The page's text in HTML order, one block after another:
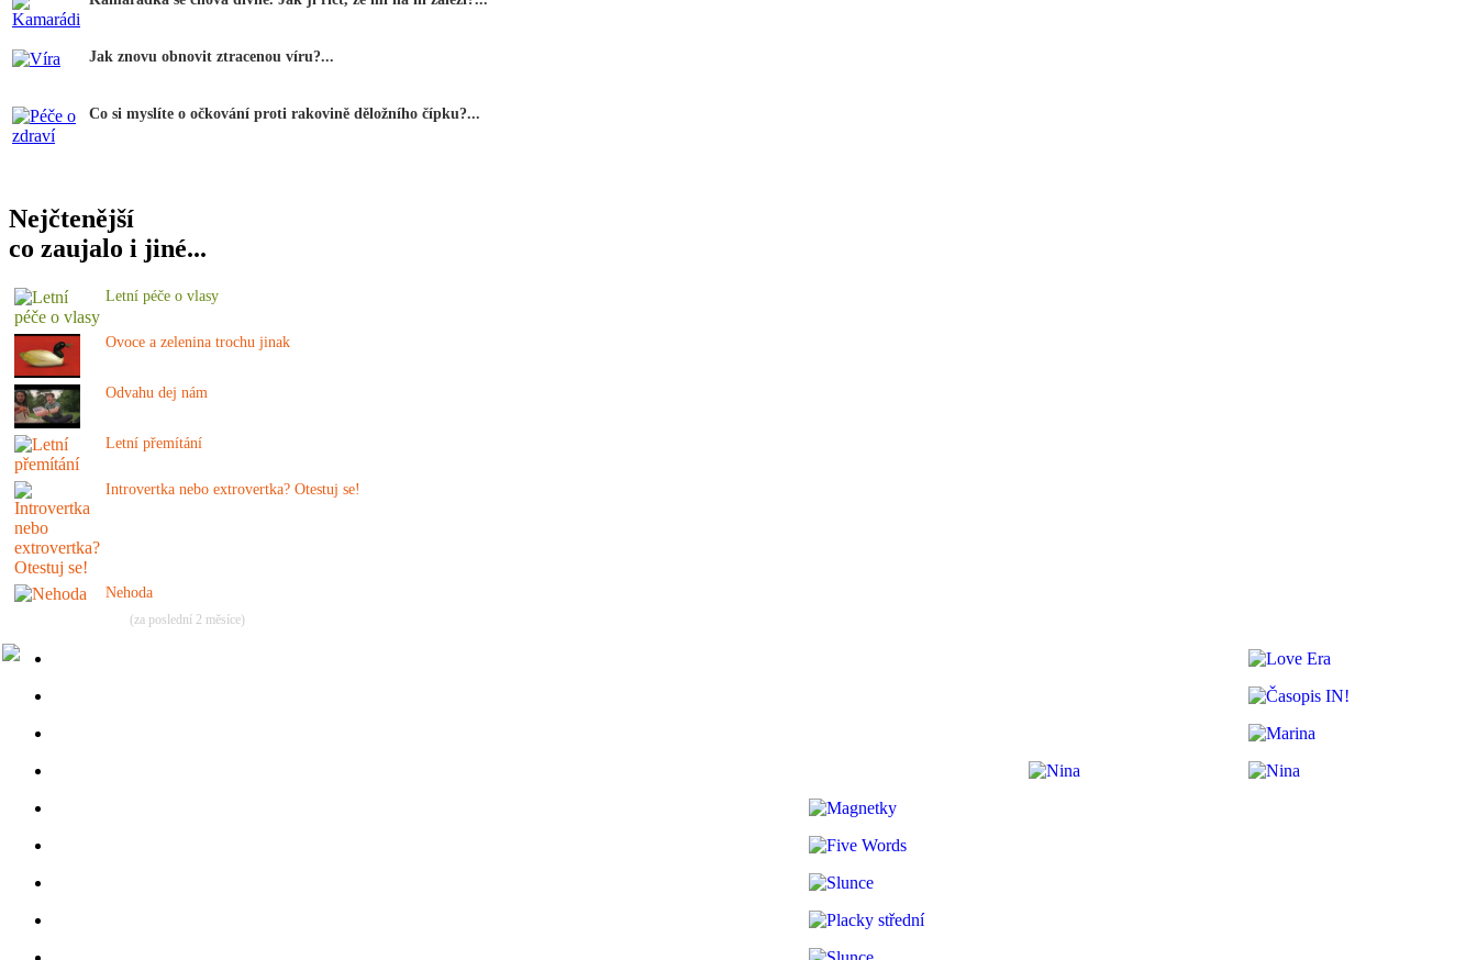
Jak znovu obnovit ztracenou víru?...
Co si myslíte o očkování proti rakovině děložního čípku?...
Nejčtenější
co zaujalo i jiné...
Letní péče o vlasy
Ovoce a zelenina trochu jinak
Odvahu dej nám
Letní přemítání
Introvertka nebo extrovertka? Otestuj se!
Nehoda
(za poslední 2 měsíce)